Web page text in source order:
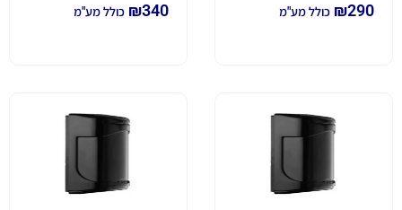
₪290 כולל מע"מ
₪340 כולל מע"מ